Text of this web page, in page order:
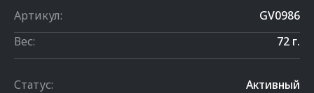
Артикул:
GV0986
Вес:
72 г.
Статус: Активный